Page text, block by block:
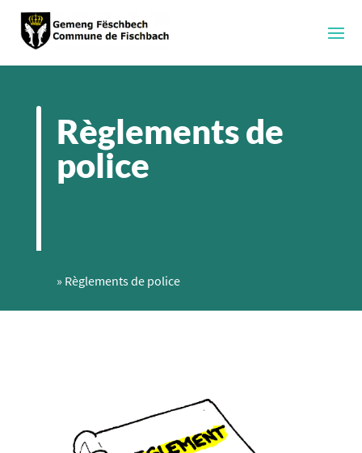
Règlements de
police
» Règlements de police